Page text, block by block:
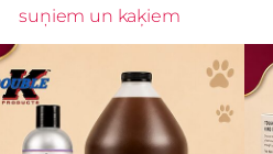
suņiem un kaķiem